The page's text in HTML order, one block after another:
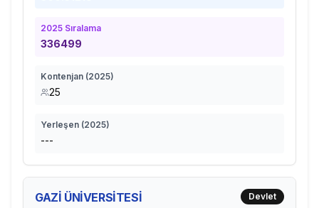
2025 Sıralama
336499
Kontenjan (2025)
25
Yerleşen (2025)
---
GAZİ ÜNİVERSİTESİ Devlet